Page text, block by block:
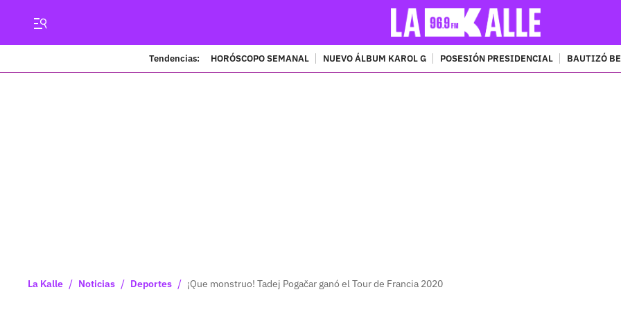
Tendencias: HORÓSCOPO SEMANAL NUEVO ÁLBUM KAROL G POSESIÓN PRESIDENCIAL BAUTIZÓ
La Kalle / Noticias / Deportes / ¡Que monstruo! Tadej Pogačar ganó el Tour de Francia 2020